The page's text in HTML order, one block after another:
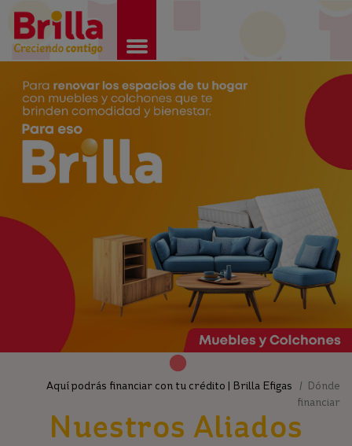
Aquí podrás financiar con tu crédito | Brilla Efigas / Dónde
financiar
Nuestros Aliados